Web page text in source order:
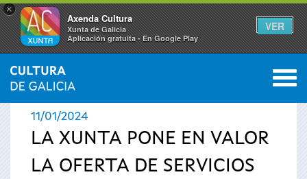
×
Axenda Cultura
Xunta de Galicia
Aplicación gratuíta - En Google Play
VER
Se
encuentra
usted
INICIO › ACTUALIDAD 0
11/01/2024
LA XUNTA PONE EN VALOR
LA OFERTA DE SERVICIOS